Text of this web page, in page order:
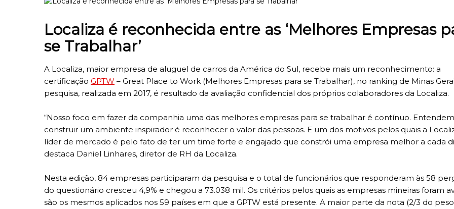
Localiza é reconhecida entre as ‘Melhores Empresas
se Trabalhar’
A Localiza, maior empresa de aluguel de carros da América do Sul, recebe mais um reconhecimento: a
certificação GPTW – Great Place to Work (Melhores Empresas para se Trabalhar), no ranking de Minas
pesquisa, realizada em 2017, é resultado da avaliação confidencial dos próprios colaboradores da Localiza.
“Nosso foco em fazer da companhia uma das melhores empresas para se trabalhar é contínuo.
construir um ambiente inspirador é reconhecer o valor das pessoas. E um dos motivos pelos quais a
líder de mercado é pelo fato de ter um time forte e engajado que constrói uma empresa melhor a cada
destaca Daniel Linhares, diretor de RH da Localiza.
Nesta edição, 84 empresas participaram da pesquisa e o total de funcionários que responderam às 58
do questionário cresceu 4,9% e chegou a 73.038 mil. Os critérios pelos quais as empresas mineiras foram
são os mesmos aplicados nos 59 países em que a GPTW está presente. A maior parte da nota (2/3 do